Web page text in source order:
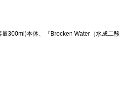
300ml)本体、『Brocken Water（水成二酸